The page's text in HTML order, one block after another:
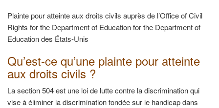
Plainte pour atteinte aux droits civils auprès de l’Office of Civil
Rights for the Department of Education for the Department of
Education des États-Unis
Qu’est-ce qu’une plainte pour atteinte
aux droits civils ?
La section 504 est une loi de lutte contre la discrimination qui
vise à éliminer la discrimination fondée sur le handicap dans